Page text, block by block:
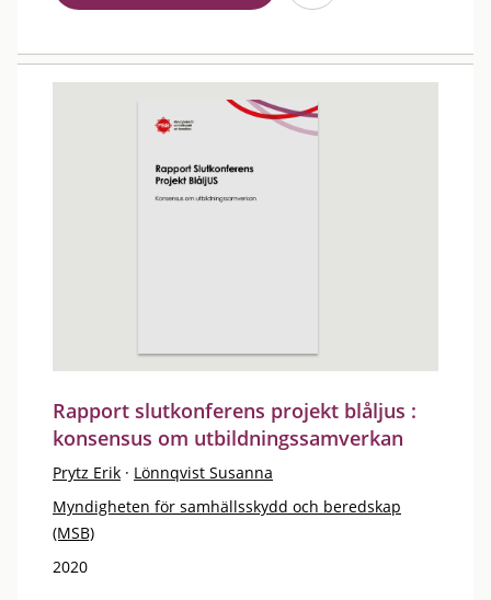
Rapport slutkonferens projekt blåljus :
konsensus om utbildningssamverkan
Prytz Erik · Lönnqvist Susanna
Myndigheten för samhällsskydd och beredskap
(MSB)
2020